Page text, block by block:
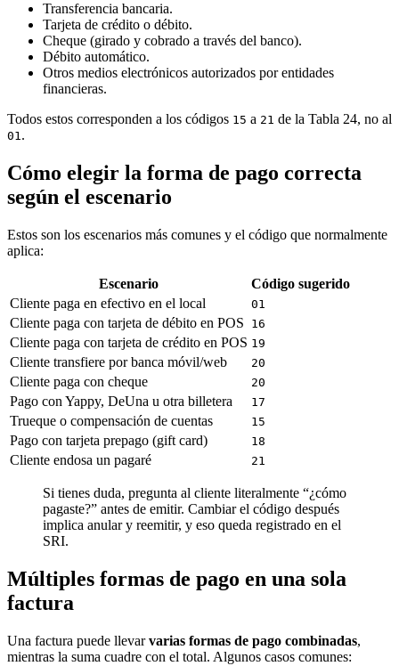
Transferencia bancaria.
Tarjeta de crédito o débito.
Cheque (girado y cobrado a través del banco).
Débito automático.
Otros medios electrónicos autorizados por entidades
financieras.
Todos estos corresponden a los códigos 15 a 21 de la Tabla 24, no al
01.
Cómo elegir la forma de pago correcta
según el escenario
Estos son los escenarios más comunes y el código que normalmente
aplica:
Escenario
Código sugerido
Cliente paga en efectivo en el local
01
Cliente paga con tarjeta de débito en POS 16
Cliente paga con tarjeta de crédito en POS 19
Cliente transfiere por banca móvil/web 20
Cliente paga con cheque 20
Pago con Yappy, DeUna u otra billetera 17
Trueque o compensación de cuentas 15
Pago con tarjeta prepago (gift card) 18
Cliente endosa un pagaré 21
Si tienes duda, pregunta al cliente literalmente “¿cómo
pagaste?” antes de emitir. Cambiar el código después
implica anular y reemitir, y eso queda registrado en el
SRI.
Múltiples formas de pago en una sola
factura
Una factura puede llevarvarias formas de pago combinadas,
mientras la suma cuadre con el total. Algunos casos comunes: